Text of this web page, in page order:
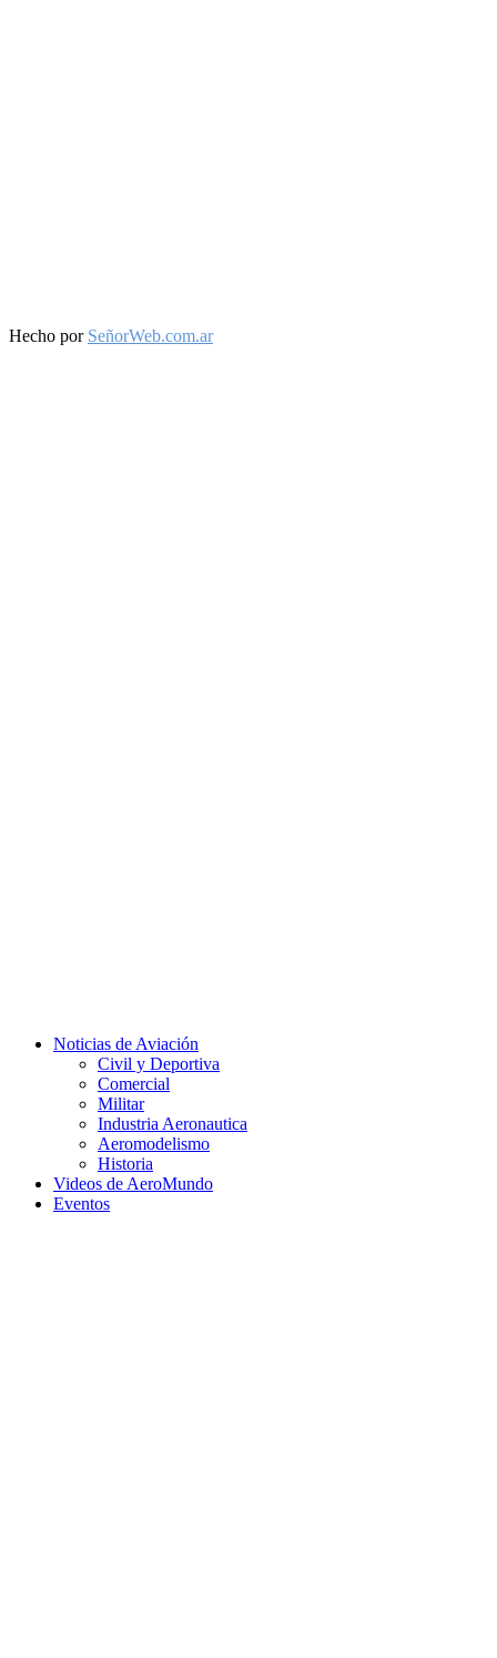
Facebook
Twitter
Instagram
Youtube
Hecho por SeñorWeb.com.ar
Noticias de Aviación
Civil y Deportiva
Comercial
Militar
Industria Aeronautica
Aeromodelismo
Historia
Videos de AeroMundo
Eventos